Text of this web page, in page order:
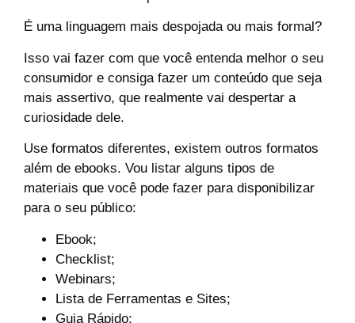
É uma linguagem mais despojada ou mais formal?
Isso vai fazer com que você entenda melhor o seu
consumidor e consiga fazer um conteúdo que seja
mais assertivo, que realmente vai despertar a
curiosidade dele.
Use formatos diferentes, existem outros formatos
além de ebooks. Vou listar alguns tipos de
materiais que você pode fazer para disponibilizar
para o seu público:
Ebook;
Checklist;
Webinars;
Lista de Ferramentas e Sites;
Guia Rápido;